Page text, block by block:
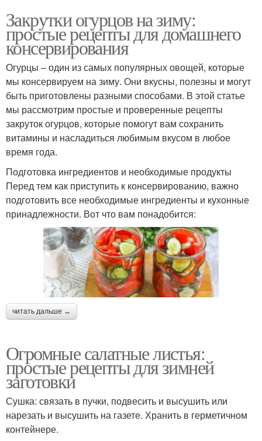
Закрутки огурцов на зиму:
простые рецепты для домашнего
консервирования
Огурцы – один из самых популярных овощей, которые
мы консервируем на зиму. Они вкусны, полезны и могут
быть приготовлены разными способами. В этой статье
мы рассмотрим простые и проверенные рецепты
закруток огурцов, которые помогут вам сохранить
витамины и насладиться любимым вкусом в любое
время года.
Подготовка ингредиентов и необходимые продукты
Перед тем как приступить к консервированию, важно
подготовить все необходимые ингредиенты и кухонные
принадлежности. Вот что вам понадобится:
читать дальше →
Огромные салатные листья:
простые рецепты для зимней
заготовки
Сушка: связать в пучки, подвесить и высушить или
нарезать и высушить на газете. Хранить в герметичном
контейнере.